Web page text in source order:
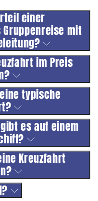
einer
mit
im Preis
typische
es auf einem
Kreuzfahrt